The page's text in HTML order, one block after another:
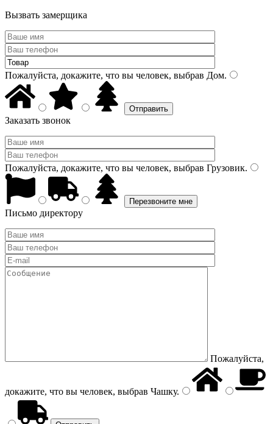
Вызвать замерщика
Пожалуйста, докажите, что вы человек, выбрав Дом.
Заказать звонок
Пожалуйста, докажите, что вы человек, выбрав Грузовик.
Письмо директору
Пожалуйста,
докажите, что вы человек, выбрав Чашку.